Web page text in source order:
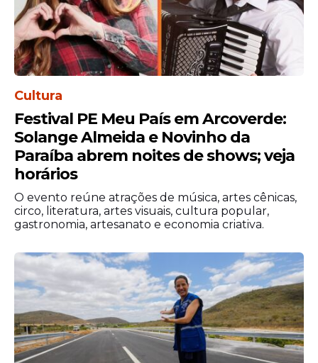
muito complicado por causa do nível da
água. Com essa limpeza, a expectativa é de
melhora no tráfego e mais tranquilidade
para quem mora e trabalha na área”,
A Prefeitura do Jaboatão dos Guararapes
também reforçou a importância da
colaboração da população no descarte
correto do lixo e entulhos, evitando o
Cultura
Festival PE Meu País em Arcoverde:
Solange Almeida e Novinho da
Paraíba abrem noites de shows; veja
horários
O evento reúne atrações de música, artes cênicas,
circo, literatura, artes visuais, cultura popular,
gastronomia, artesanato e economia criativa.